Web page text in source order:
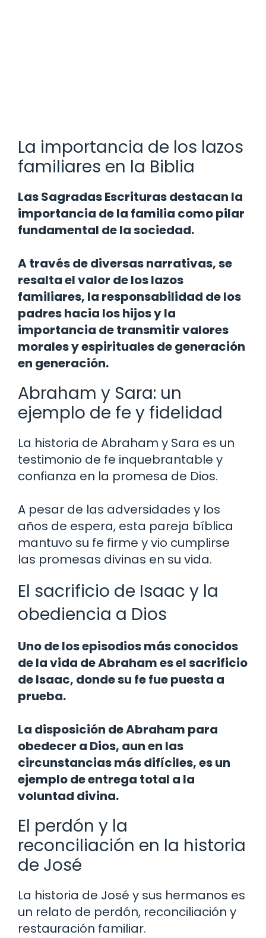
La importancia de los lazos
familiares en la Biblia
Las Sagradas Escrituras destacan la
importancia de la familia como pilar
fundamental de la sociedad.
A través de diversas narrativas, se
resalta el valor de los lazos
familiares, la responsabilidad de los
padres hacia los hijos y la
importancia de transmitir valores
morales y espirituales de generación
en generación.
Abraham y Sara: un
ejemplo de fe y fidelidad
La historia de Abraham y Sara es un
testimonio de fe inquebrantable y
confianza en la promesa de Dios.
A pesar de las adversidades y los
años de espera, esta pareja bíblica
mantuvo su fe firme y vio cumplirse
las promesas divinas en su vida.
El sacrificio de Isaac y la
obediencia a Dios
Uno de los episodios más conocidos
de la vida de Abraham es el sacrificio
de Isaac, donde su fe fue puesta a
prueba.
La disposición de Abraham para
obedecer a Dios, aun en las
circunstancias más difíciles, es un
ejemplo de entrega total a la
voluntad divina.
El perdón y la
reconciliación en la historia
de José
La historia de José y sus hermanos es
un relato de perdón, reconciliación y
restauración familiar.